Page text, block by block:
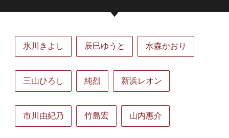
氷川きよし 辰巳ゆうと 水森かおり
三山ひろし 純烈 新浜レオン
市川由紀乃 竹島宏 山内惠介